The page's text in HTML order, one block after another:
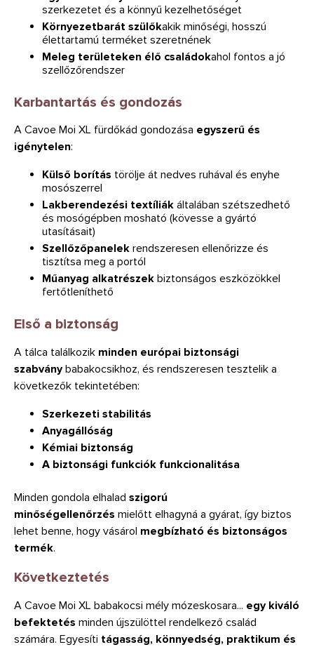
szerkezetet és a könnyű kezelhetőséget
Környezetbarát szülőkakik minőségi, hosszú
élettartamú terméket szeretnének
Meleg területeken élő családokahol fontos a jó
szellőzőrendszer
Karbantartás és gondozás
A Cavoe Moi XL fürdőkád gondozása egyszerű és
igénytelen:
Külső borítás törölje át nedves ruhával és enyhe
mosószerrel
Lakberendezési textíliák általában szétszedhető
és mosógépben mosható (kövesse a gyártó
utasításait)
Szellőzőpanelek rendszeresen ellenőrizze és
tisztítsa meg a portól
Műanyag alkatrészek biztonságos eszközökkel
fertőtleníthető
Első a biztonság
A tálca találkozik minden európai biztonsági
szabvány babakocsikhoz, és rendszeresen tesztelik a
következők tekintetében:
Szerkezeti stabilitás
Anyagállóság
Kémiai biztonság
A biztonsági funkciók funkcionalitása
Minden gondola elhalad szigorú
minőségellenőrzés mielőtt elhagyná a gyárat, így biztos
lehet benne, hogy vásárol megbízható és biztonságos
termék.
Következtetés
A Cavoe Moi XL babakocsi mély mózeskosara... egy kiváló
befektetés minden újszülöttel rendelkező család
számára. Egyesíti tágasság, könnyedség, praktikum és